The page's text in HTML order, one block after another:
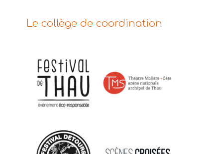
Le collège de coordination